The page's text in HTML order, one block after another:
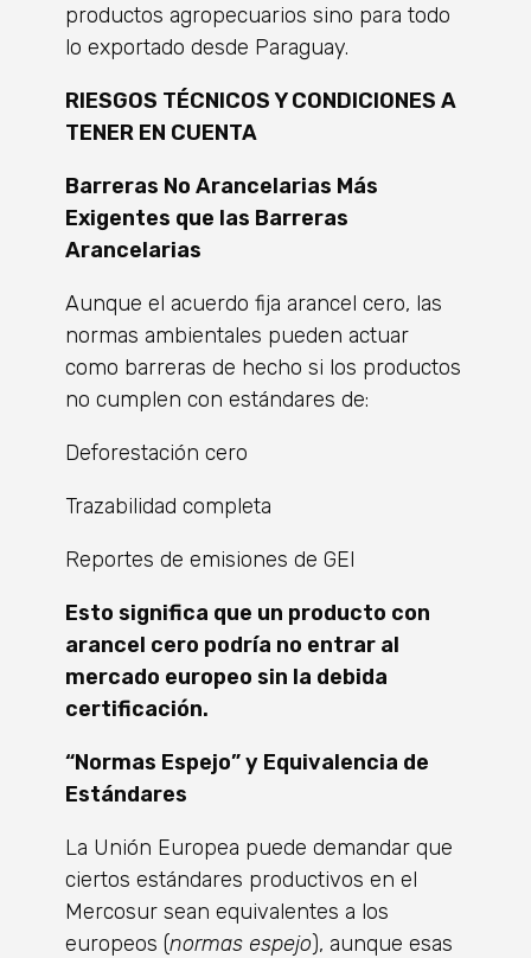
productos agropecuarios sino para todo
lo exportado desde Paraguay.
RIESGOS TÉCNICOS Y CONDICIONES A
TENER EN CUENTA
Barreras No Arancelarias Más
Exigentes que las Barreras
Arancelarias
Aunque el acuerdo fija arancel cero, las
normas ambientales pueden actuar
como barreras de hecho si los productos
no cumplen con estándares de:
Deforestación cero
Trazabilidad completa
Reportes de emisiones de GEI
Esto significa que un producto con
arancel cero podría no entrar al
mercado europeo sin la debida
certificación.
“Normas Espejo” y Equivalencia de
Estándares
La Unión Europea puede demandar que
ciertos estándares productivos en el
Mercosur sean equivalentes a los
europeos (normas espejo), aunque esas